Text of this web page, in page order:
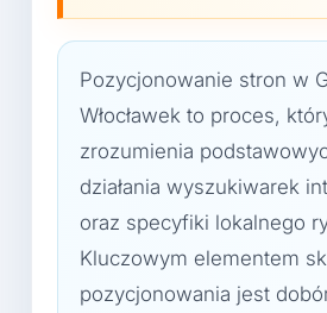
Pozycjonowanie stron w
Włocławek to proces,
zrozumienia
działania wyszukiwarek
oraz specyfiki lokalnego
Kluczowym elementem
pozycjonowania jest